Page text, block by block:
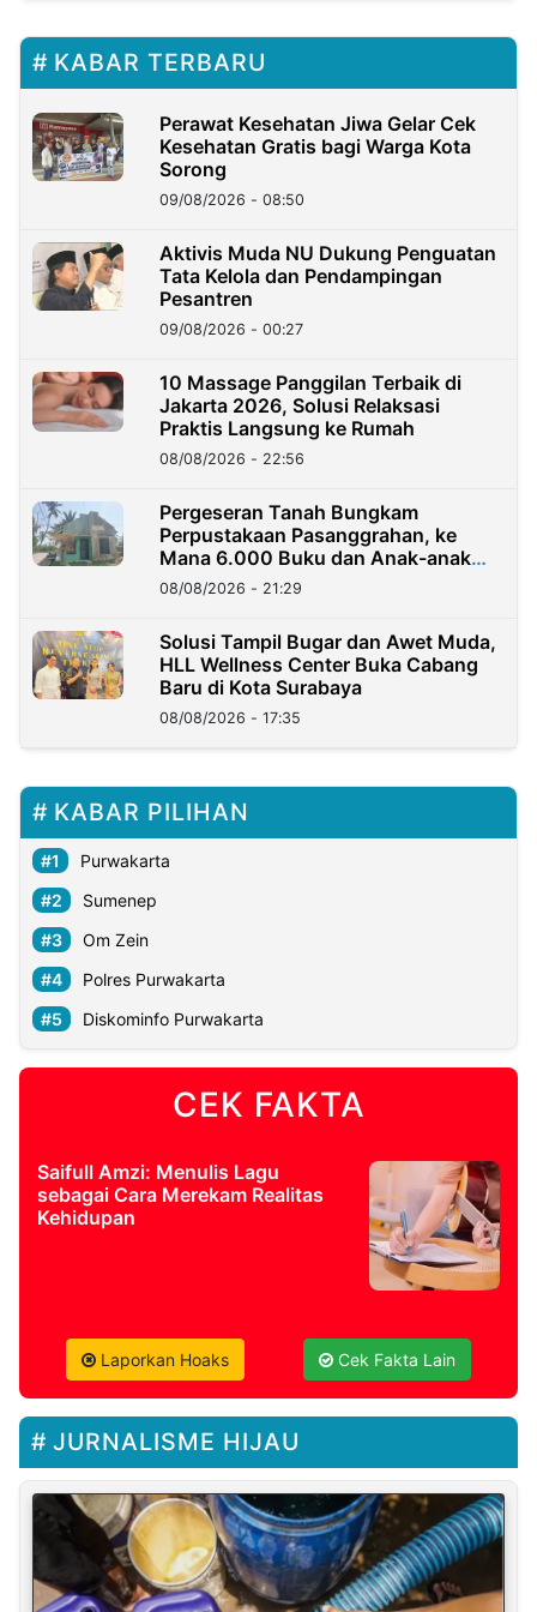
KABAR TERBARU
Perawat Kesehatan Jiwa Gelar Cek
Kesehatan Gratis bagi Warga Kota
Sorong
09/08/2026 - 08:50
Aktivis Muda NU Dukung Penguatan
Tata Kelola dan Pendampingan
Pesantren
09/08/2026 - 00:27
10 Massage Panggilan Terbaik di
Jakarta 2026, Solusi Relaksasi
Praktis Langsung ke Rumah
08/08/2026 - 22:56
Pergeseran Tanah Bungkam
Perpustakaan Pasanggrahan, ke
Mana 6.000 Buku dan Anak-anak
Kini?
08/08/2026 - 21:29
Solusi Tampil Bugar dan Awet Muda,
HLL Wellness Center Buka Cabang
Baru di Kota Surabaya
08/08/2026 - 17:35
KABAR PILIHAN
Purwakarta
Sumenep
Om Zein
Polres Purwakarta
Diskominfo Purwakarta
CEK FAKTA
Saifull Amzi: Menulis Lagu
sebagai Cara Merekam Realitas
Kehidupan
Laporkan Hoaks Cek Fakta Lain
JURNALISME HIJAU